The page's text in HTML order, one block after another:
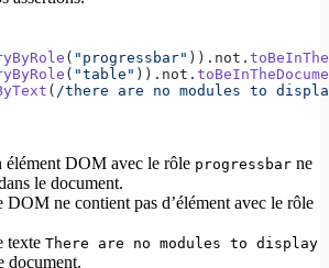
( "progressbar" )).not.
( "table" )).not.
( /there are no modules to
élément DOM avec le rôle progressbar ne
le document.
ne contient pas d’élément avec le rôle
texte There are no modules to display
document.